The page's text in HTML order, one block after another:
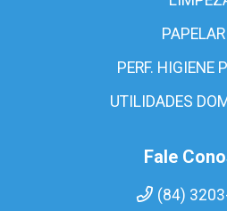
PERF. HIGIENE
UTILIDADES
Fale
(84)